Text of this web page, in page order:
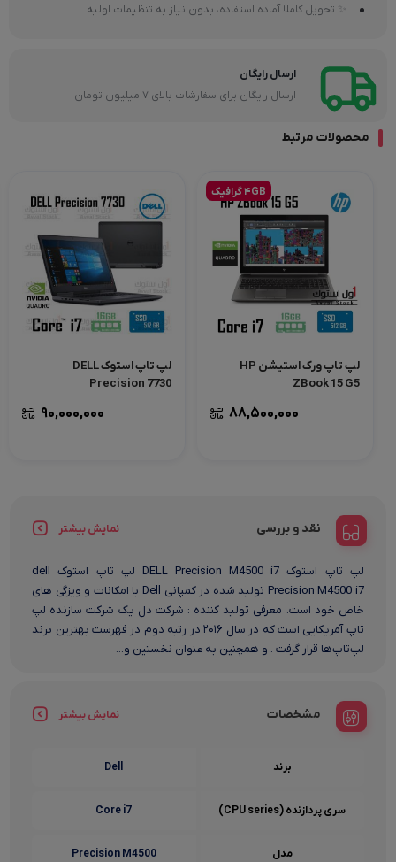
✨ تحویل کاملا آماده استفاده، بدون نیاز به تنظیمات اولیه
ارسال رایگان
ارسال رایگان برای سفارشات بالای 7 میلیون تومان
محصولات مرتبط
4GB گرافیک
لپ تاپ ورک استیشن HP
ZBook 15 G5
88,500,000
لپ تاپ استوک DELL
Precision 7730
90,000,000
نقد و بررسی نمایش بیشتر
لپ تاپ استوک DELL Precision M4500 i7 لپ تاپ استوک dell
Precision M4500 i7 تولید شده در کمپانی Dell با امکانات و ویزگی های
خاص خود است. معرفی تولید کننده : شرکت دل یک شرکت سازنده لپ
تاپ آمریکایی است که در سال ۲۰۱۶ در رتبه دوم در فهرست بهترین برند
لپ‌تاپ‌ها قرار گرفت . و همچنین به عنوان نخستین و...
مشخصات نمایش بیشتر
برند Dell
سری پردازنده (CPU series) Core i7
مدل Precision M4500